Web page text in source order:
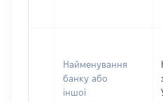
Найменування
банку або
іншої